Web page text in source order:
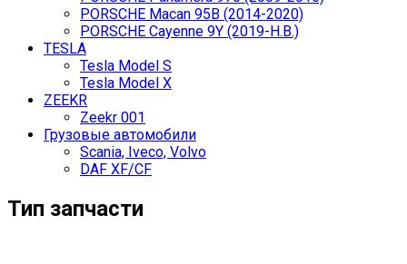
PORSCHE Macan 95B (2014-2020)
PORSCHE Cayenne 9Y (2019-Н.В.)
TESLA
Tesla Model S
Tesla Model X
ZEEKR
Zeekr 001
Грузовые автомобили
Scania, Iveco, Volvo
DAF XF/CF
Тип запчасти